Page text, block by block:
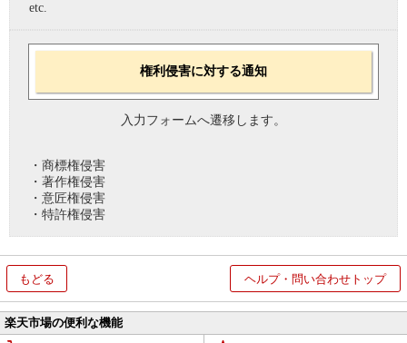
etc.
権利侵害に対する通知
入力フォームへ遷移します。
・商標権侵害
・著作権侵害
・意匠権侵害
・特許権侵害
もどる ヘルプ・問い合わせトップ
楽天市場の便利な機能